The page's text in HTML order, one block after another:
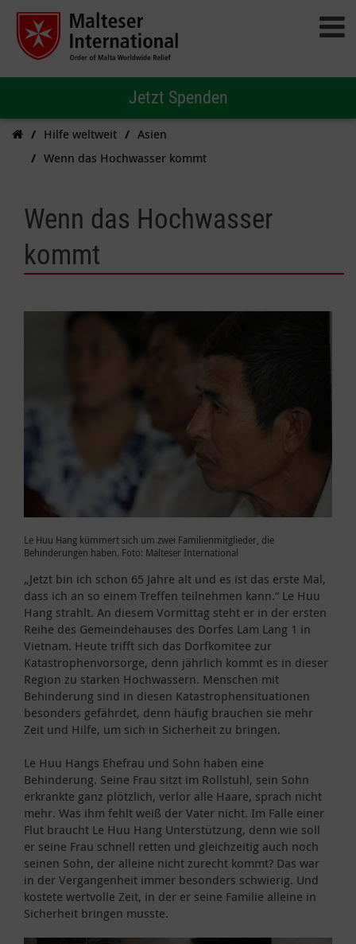
Jetzt Spenden
Hilfe weltweit
Asien
Wenn das Hochwasser kommt
Wenn das Hochwasser
kommt
Le Huu Hang kümmert sich um zwei Familienmitglieder, die
Behinderungen haben. Foto: Malteser International
„Jetzt bin ich schon 65 Jahre alt und es ist das erste Mal,
dass ich an so einem Treffen teilnehmen kann.“ Le Huu
Hang strahlt. An diesem Vormittag steht er in der ersten
Reihe des Gemeindehauses des Dorfes Lam Lang 1 in
Vietnam. Heute trifft sich das Dorfkomitee zur
Katastrophenvorsorge, denn jährlich kommt es in dieser
Region zu starken Hochwassern. Menschen mit
Behinderung sind in diesen Katastrophensituationen
besonders gefährdet, denn häufig brauchen sie mehr
Zeit und Hilfe, um sich in Sicherheit zu bringen.
Le Huu Hangs Ehefrau und Sohn haben eine
Behinderung. Seine Frau sitzt im Rollstuhl, sein Sohn
erkrankte ganz plötzlich, verlor alle Haare, sprach nicht
mehr. Was ihm fehlt weiß der Vater nicht. Im Falle einer
Flut braucht Le Huu Hang Unterstützung, denn wie soll
er seine Frau schnell retten und gleichzeitig auch noch
seinen Sohn, der alleine nicht zurecht kommt? Das war
in der Vergangenheit immer besonders schwierig. Und
kostete wertvolle Zeit, in der er seine Familie alleine in
Sicherheit bringen musste.